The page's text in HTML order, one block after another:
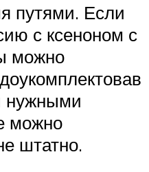
путями. Если
с ксеноном с
можно
нужными
можно
штатно.